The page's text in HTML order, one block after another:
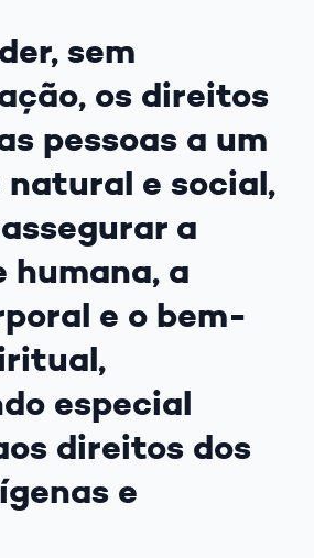
sem
os direitos
pessoas a um
e social,
a
humana, a
e o bem-
especial
direitos dos
e